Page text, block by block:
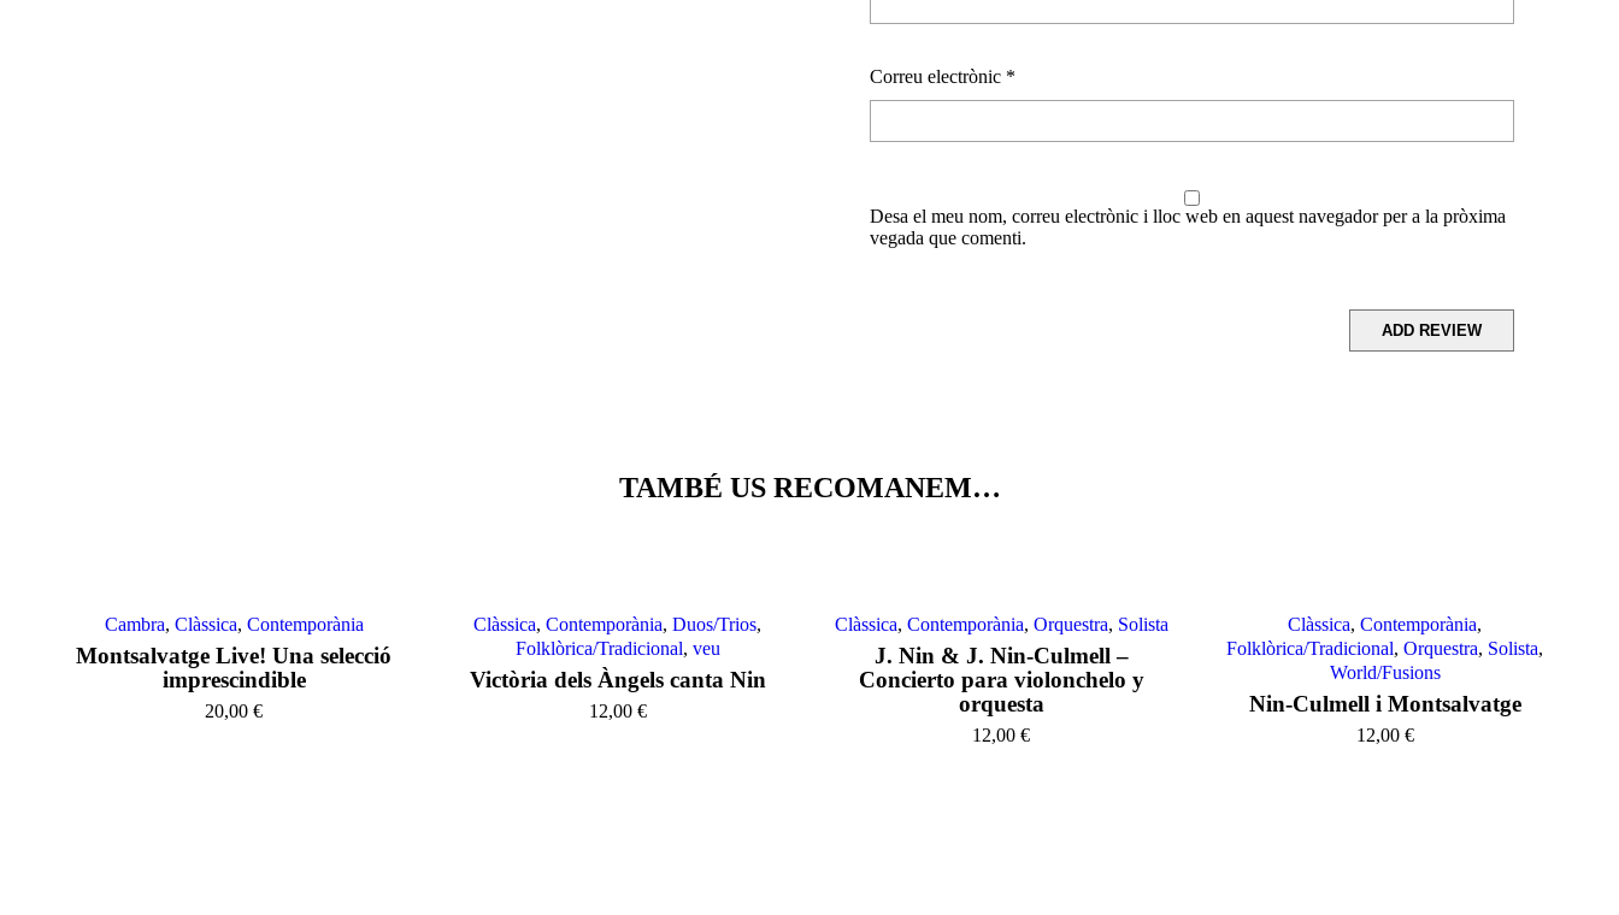
Correu electrònic *
Desa el meu nom, correu electrònic i lloc web en aquest navegador per a la pròxima
vegada que comenti.
TAMBÉ US RECOMANEM…
Cambra, Clàssica, Contemporània
Montsalvatge Live! Una selecció
imprescindible
20,00€
Clàssica,Contemporània,Duos/Trios,
Folklòrica/Tradicional, veu
Victòria dels Àngels canta Nin
12,00 €
Clàssica, Contemporània, Orquestra, Solista
J. Nin & J. Nin-Culmell –
Concierto para violonchelo y
orquesta
12,00€
Clàssica,Contemporània,
Folklòrica/Tradicional,Orquestra, Solista,
World/Fusions
Nin-Culmell i Montsalvatge
12,00 €